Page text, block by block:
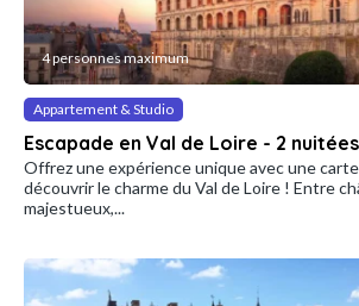
4 personnes maximum
Appartement & Studio
Escapade en Val de Loire - 2 nuitées
Offrez une expérience unique avec une
découvrir le charme du Val de Loire ! Entre
majestueux,...